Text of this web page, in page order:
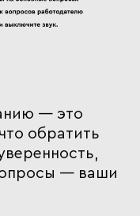
— это
обратить
— ваши